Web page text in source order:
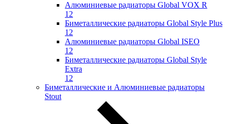
Алюминиевые радиаторы Global VOX R
12
Биметаллические радиаторы Global Style Plus
12
Алюминиевые радиаторы Global ISEO
12
Биметаллические радиаторы Global Style
Extra
12
Биметаллические и Алюминиевые радиаторы
Stout